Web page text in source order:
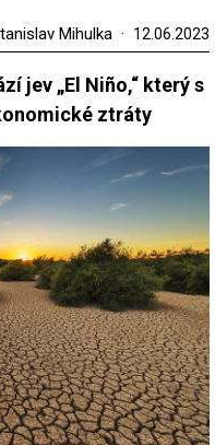
Mihulka 12.06.2023
jev „El Niño,“ který s
ztráty